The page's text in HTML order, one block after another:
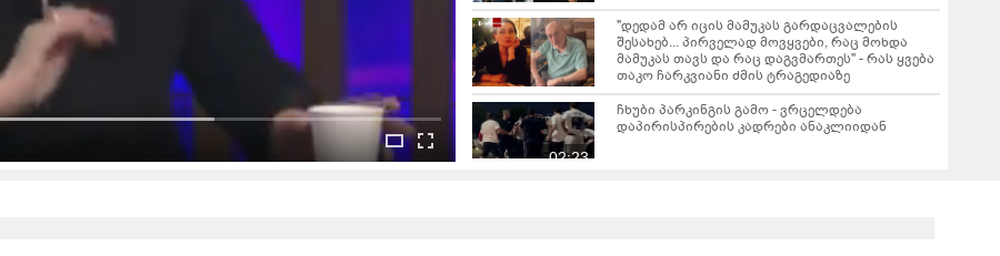
"დედამ არ იცის მამუკას გარდაცვალების
შესახებ... პირველად მოვყვები, რაც მოხდა
მამუკას თავს და რაც დაგვმართეს" - რას ყვება
თაკო ჩარკვიანი ძმის ტრაგედიაზე
02:23
ჩხუბი პარკინგის გამო - ვრცელდება
დაპირისპირების კადრები ანაკლიიდან